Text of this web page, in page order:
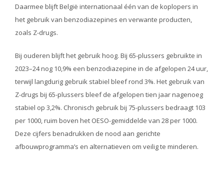
Daarmee blijft België internationaal één van de koplopers in
het gebruik van benzodiazepines en verwante producten,
zoals Z-drugs.
Bij ouderen blijft het gebruik hoog. Bij 65-plussers gebruikte in
2023–24 nog 10,9% een benzodiazepine in de afgelopen 24 uur,
terwijl langdurig gebruik stabiel bleef rond 3%. Het gebruik van
Z-drugs bij 65-plussers bleef de afgelopen tien jaar nagenoeg
stabiel op 3,2%. Chronisch gebruik bij 75-plussers bedraagt 103
per 1000, ruim boven het OESO-gemiddelde van 28 per 1000.
Deze cijfers benadrukken de nood aan gerichte
afbouwprogramma’s en alternatieven om veilig te minderen.